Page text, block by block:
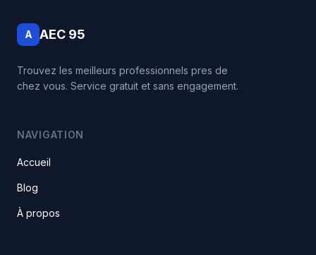
A AEC 95
Trouvez les meilleurs professionnels pres de
chez vous. Service gratuit et sans engagement.
NAVIGATION
Accueil
Blog
À propos